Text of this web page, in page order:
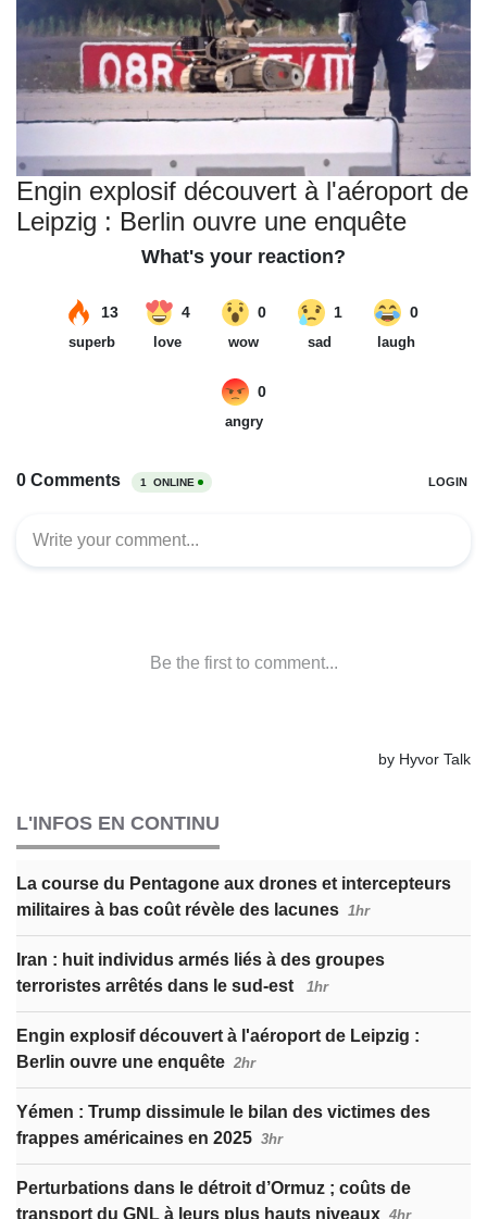
Engin explosif découvert à l'aéroport de
Leipzig : Berlin ouvre une enquête
L'INFOS EN CONTINU
La course du Pentagone aux drones et intercepteurs
militaires à bas coût révèle des lacunes 1hr
Iran : huit individus armés liés à des groupes
terroristes arrêtés dans le sud-est
1hr
Engin explosif découvert à l'aéroport de Leipzig :
Berlin ouvre une enquête 2hr
Yémen : Trump dissimule le bilan des victimes des
frappes américaines en 2025 3hr
Perturbations dans le détroit d’Ormuz ; coûts de
transport du GNL à leurs plus hauts niveaux 4hr